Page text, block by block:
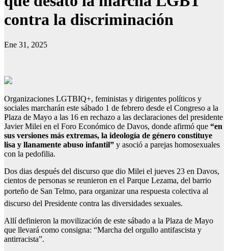
contra la discriminación
Ene 31, 2025
Organizaciones LGTBIQ+, feministas y dirigentes políticos y
sociales marcharán este sábado 1 de febrero desde el Congreso a la
Plaza de Mayo a las 16 en rechazo a las declaraciones del presidente
Javier Milei en el Foro Económico de Davos, donde afirmó que “en
sus versiones más extremas, la ideología de género constituye
lisa y llanamente abuso infantil” y asoció a parejas homosexuales
con la pedofilia.
Dos dias después del discurso que dio Milei el jueves 23 en Davos,
cientos de personas se reunieron en el Parque Lezama, del barrio
porteño de San Telmo, para organizar una respuesta colectiva al
discurso del Presidente contra las diversidades sexuales.
Allí definieron la movilización de este sábado a la Plaza de Mayo
que llevará como consigna: “Marcha del orgullo antifascista y
antirracista”.